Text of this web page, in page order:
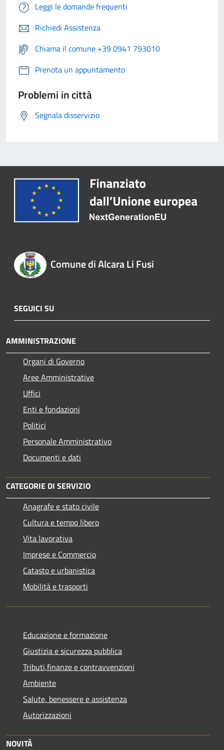
Leggi le domande frequenti
Richiedi Assistenza
Chiama il comune +39 0941 793010
Prenota un appuntamento
Problemi in città
Segnala disservizio
Comune di Alcara Li Fusi
SEGUICI SU
AMMINISTRAZIONE
Organi di Governo
Aree Amministrative
Uffici
Enti e fondazioni
Politici
Personale Amministrativo
Documenti e dati
CATEGORIE DI SERVIZIO
Anagrafe e stato civile
Cultura e tempo libero
Vita lavorativa
Imprese e Commercio
Catasto e urbanistica
Mobilità e trasporti
Educazione e formazione
Giustizia e sicurezza pubblica
Tributi,finanze e contravvenzioni
Ambiente
Salute, benessere e assistenza
Autorizzazioni
NOVITÀ